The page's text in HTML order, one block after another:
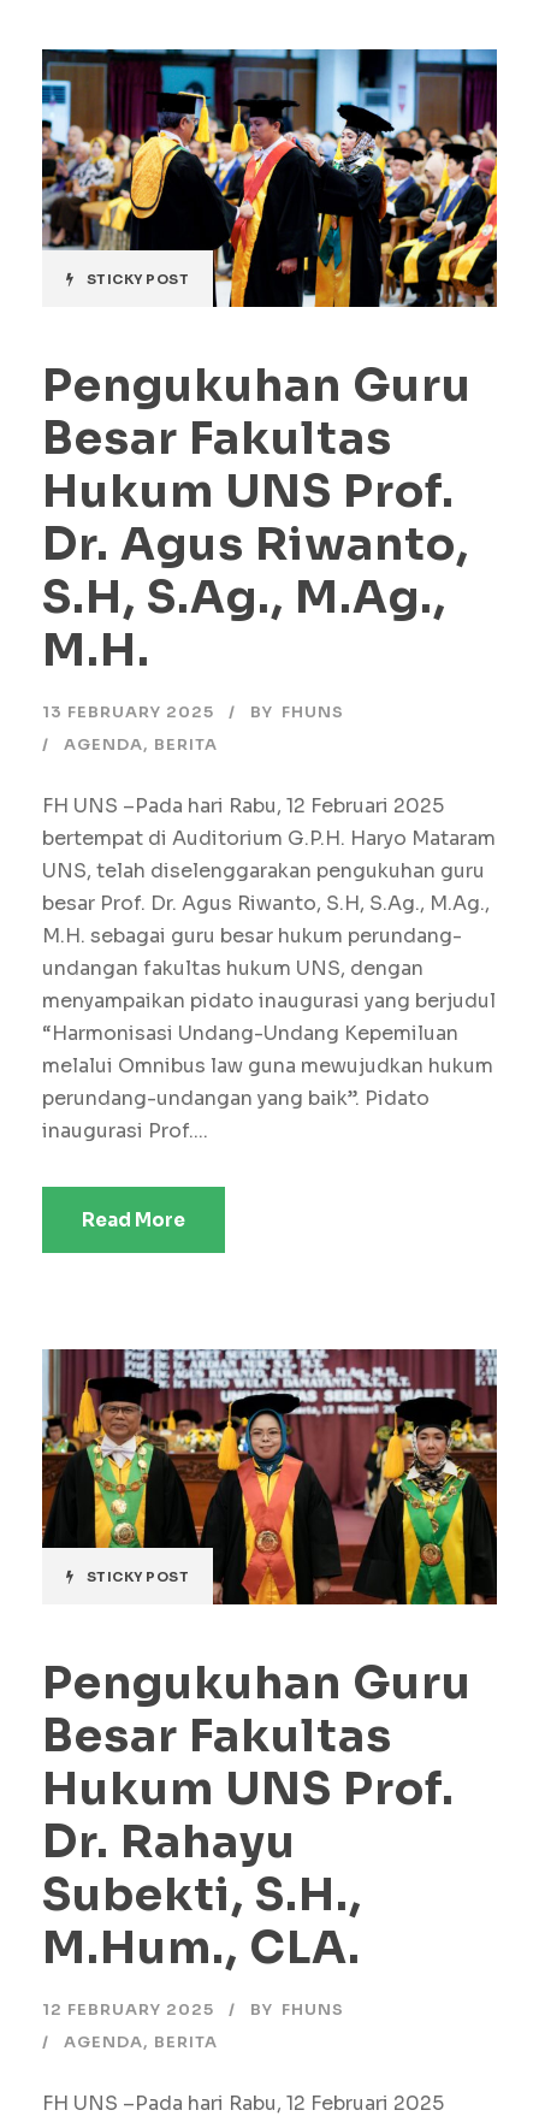
STICKY POST
Pengukuhan Guru
Besar Fakultas
Hukum UNS Prof.
Dr. Agus Riwanto,
S.H, S.Ag., M.Ag.,
M.H.
13 FEBRUARY 2025 BY FHUNS
AGENDA, BERITA
FH UNS –Pada hari Rabu, 12 Februari 2025
bertempat di Auditorium G.P.H. Haryo Mataram
UNS, telah diselenggarakan pengukuhan guru
besar Prof. Dr. Agus Riwanto, S.H, S.Ag., M.Ag.,
M.H. sebagai guru besar hukum perundang-
undangan fakultas hukum UNS, dengan
menyampaikan pidato inaugurasi yang berjudul
“Harmonisasi Undang-Undang Kepemiluan
melalui Omnibus law guna mewujudkan hukum
perundang-undangan yang baik”. Pidato
inaugurasi Prof....
Read More
STICKY POST
Pengukuhan Guru
Besar Fakultas
Hukum UNS Prof.
Dr. Rahayu
Subekti, S.H.,
M.Hum., CLA.
12 FEBRUARY 2025 BY FHUNS
AGENDA, BERITA
FH UNS –Pada hari Rabu, 12 Februari 2025